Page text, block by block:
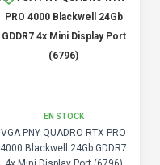
EN STOCK
VGA PNY QUADRO RTX PRO
4000 Blackwell 24Gb GDDR7